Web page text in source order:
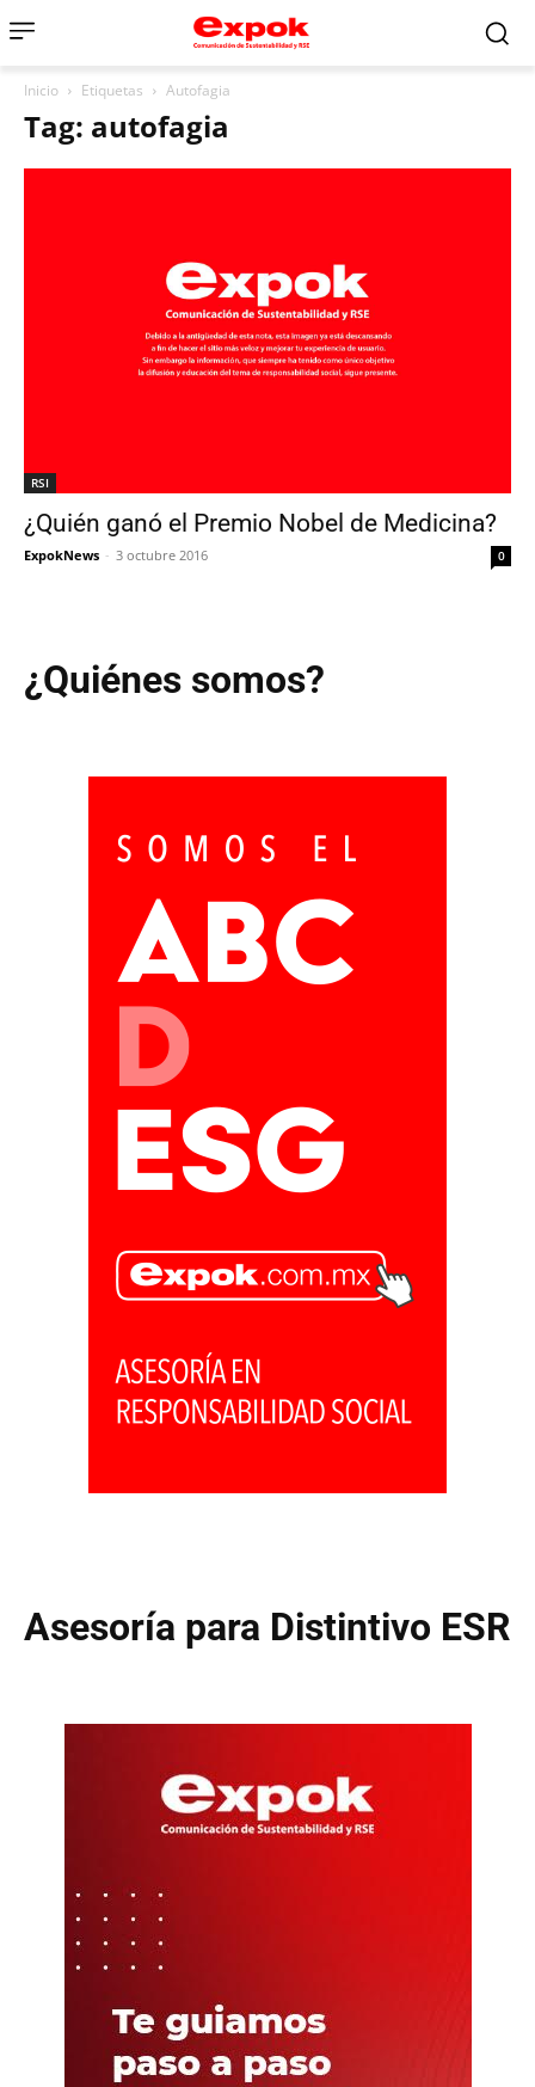
Inicio Etiquetas Autofagia
Tag: autofagia
RSI
¿Quién ganó el Premio Nobel de Medicina?
ExpokNews - 3 octubre 2016 0
¿Quiénes somos?
Asesoría para Distintivo ESR